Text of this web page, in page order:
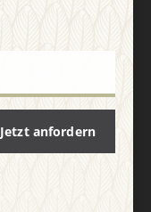
Jetzt anfordern